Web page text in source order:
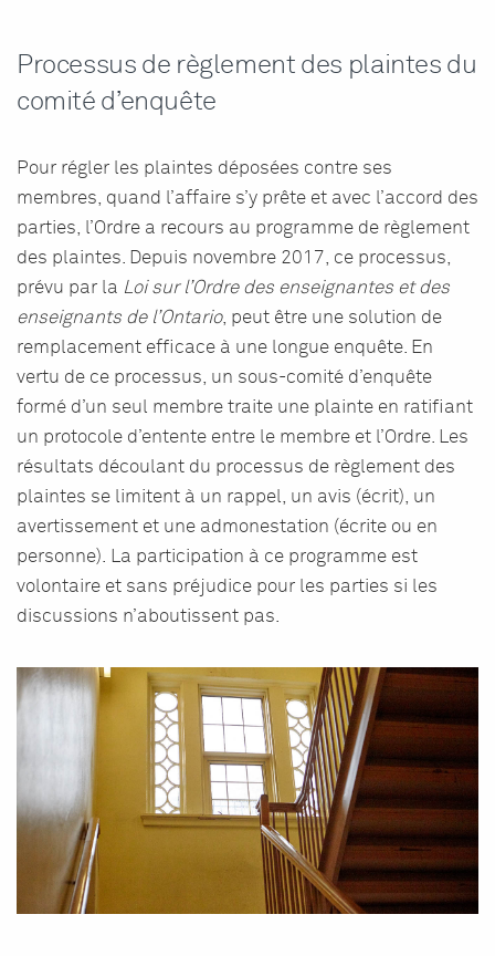
Processus de règlement des plaintes du
comité d’enquête
Pour régler les plaintes déposées contre ses
membres, quand l’affaire s’y prête et avec l’accord des
parties, l’Ordre a recours au programme de règlement
des plaintes. Depuis novembre 2017, ce processus,
prévu par la Loi sur l’Ordre des enseignantes et des
enseignants de l’Ontario, peut être une solution de
remplacement efficace à une longue enquête. En
vertu de ce processus, un sous-comité d’enquête
formé d’un seul membre traite une plainte en ratifiant
un protocole d’entente entre le membre et l’Ordre. Les
résultats découlant du processus de règlement des
plaintes se limitent à un rappel, un avis (écrit), un
avertissement et une admonestation (écrite ou en
personne). La participation à ce programme est
volontaire et sans préjudice pour les parties si les
discussions n’aboutissent pas.